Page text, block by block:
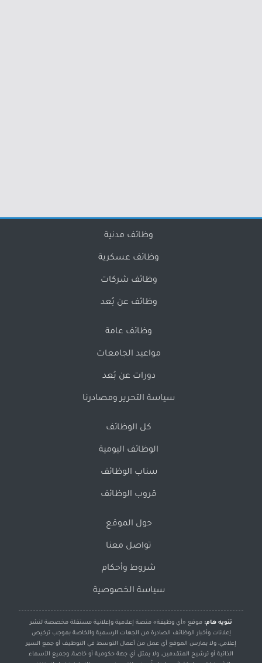
وظائف مدنية
وظائف عسكرية
وظائف شركات
وظائف عن بُعد
وظائف عامة
مواعيد الجامعات
دورات عن بُعد
سياسة التحرير ومصادرنا
كل الوظائف
الوظائف اليومية
سناب الوظائف
قروب الوظائف
حول الموقع
تواصل معنا
شروط وأحكام
سياسة الخصوصية
تنويه هام: موقع «أي وظيفة» منصة إعلامية وإعلانية مستقلة مخصصة لنشر
إعلانات وأخبار الوظائف الصادرة من الجهات الرسمية والخاصة بموجب ترخيص
إعلامي، ولا يمارس الموقع أي عمل من أعمال التوسط في التوظيف أو جمع السير
الذاتية أو ترشيح المتقدمين، ولا يمثل أي جهة حكومية أو خاصة، وجميع الأسماء